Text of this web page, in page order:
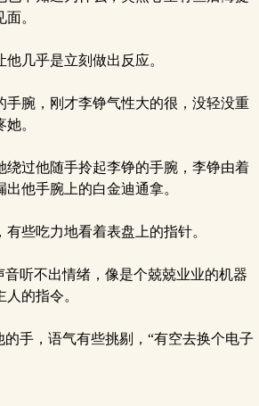
。
几乎是立刻做出反应。
腕，刚才李铮气性大的很，没轻没重
。
过他随手拎起李铮的手腕，李铮由着
他手腕上的白金迪通拿。
些吃力地看着表盘上的指针。
听不出情绪，像是个兢兢业业的机器
的指令。
手，语气有些挑剔，“有空去换个电子